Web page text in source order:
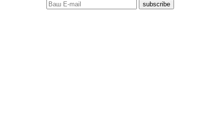
subscribe